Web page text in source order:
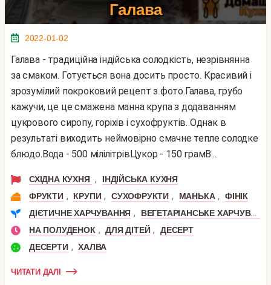
Галава
2022-01-02
Галава - традиційна індійська солодкість, незрівнянна
за смаком. Готується вона досить просто. Красивий і
зрозумілий покроковий рецепт з фото.Галава, грубо
кажучи, це це смажена манна крупа з додаванням
цукрового сиропу, горіхів і сухофруктів. Однак в
результаті виходить неймовірно смачне тепле солодке
блюдо.Вода - 500 мілілітрівЦукор - 150 грамВ...
СХІДНА КУХНЯ ,
ІНДІЙСЬКА КУХНЯ
ФРУКТИ , КРУПИ , СУХОФРУКТИ , МАНЬКА ,
ФІНІК
ДІЄТИЧНЕ ХАРЧУВАННЯ ,
ВЕГЕТАРІАНСЬКЕ ХАРЧУВАННЯ
НА ПОЛУДЕНОК , ДЛЯ ДІТЕЙ ,
ДЕСЕРТ
ДЕСЕРТИ , ХАЛВА
ЧИТАТИ ДАЛІ